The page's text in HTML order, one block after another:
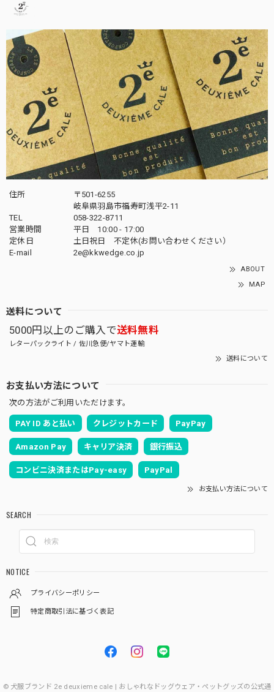
住所
〒501-6255
岐阜県羽島市福寿町浅平2-11
TEL
058-322-8711
営業時間
平日 10:00 - 17:00
定休日
土日祝日 不定休(お問い合わせください）
E-mail
2e@kkwedge.co.jp
ABOUT
MAP
送料について
5000円以上のご購入で送料無料
レターパックライト / 佐川急便/ヤマト運輸
送料について
お支払い方法について
次の方法がご利用いただけます。
PAY ID あと払い クレジットカード PayPay
Amazon Pay キャリア決済 銀行振込
コンビニ決済またはPay-easy PayPal
お支払い方法について
SEARCH
NOTICE
プライバシーポリシー
特定商取引法に基づく表記
© 犬服ブランド 2e deuxieme cale | おしゃれなドッグウェア・ペットグッズの公式通